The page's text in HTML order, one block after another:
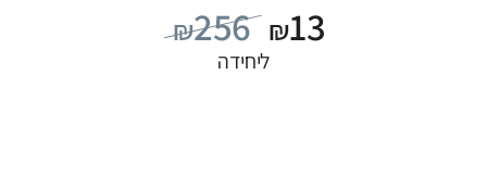
₪256 ₪13
ליחידה